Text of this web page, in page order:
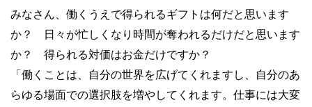
みなさん、働くうえで得られるギフトは何だと思います
か？ 日々が忙しくなり時間が奪われるだけだと思います
か？ 得られる対価はお金だけですか？
「働くことは、自分の世界を広げてくれますし、自分のあ
らゆる場面での選択肢を増やしてくれます。仕事には大変